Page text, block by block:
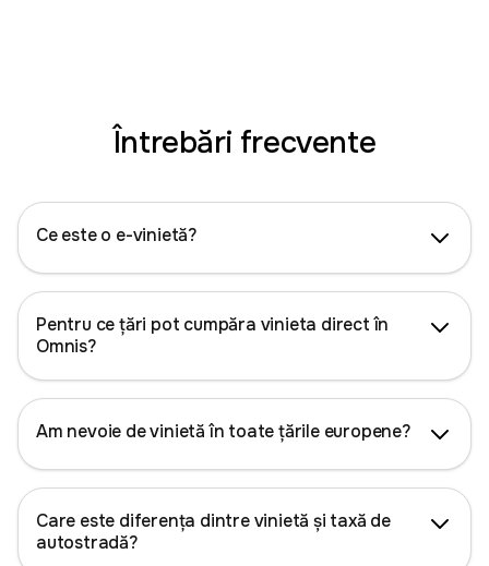
Întrebări frecvente
Ce este o e-vinietă?
Pentru ce țări pot cumpăra vinieta direct în
Omnis?
Am nevoie de vinietă în toate țările europene?
Care este diferența dintre vinietă și taxă de
autostradă?